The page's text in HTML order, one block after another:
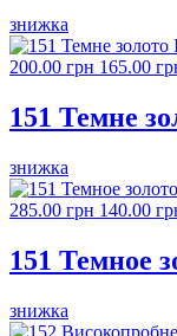
знижка
200.00 грн 165.00
151 Темне
знижка
285.00 грн 140.00
151 Темное
знижка